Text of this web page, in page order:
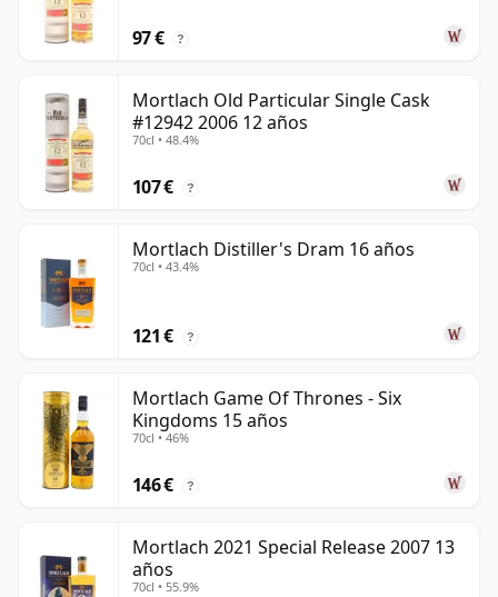
97 € ?
Mortlach Old Particular Single Cask
#12942 2006 12 años
70cl • 48.4%
107 € ?
Mortlach Distiller's Dram 16 años
70cl • 43.4%
121 € ?
Mortlach Game Of Thrones - Six
Kingdoms 15 años
70cl • 46%
146 € ?
Mortlach 2021 Special Release 2007 13
años
70cl • 55.9%